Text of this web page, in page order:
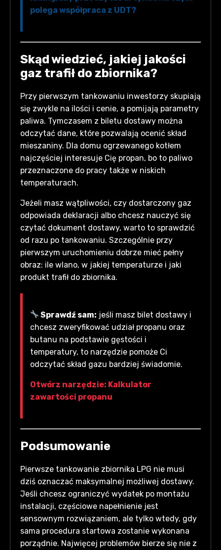
polega współpraca z UDT?
Skąd wiedzieć, jakiej jakości
gaz trafił do zbiornika?
Przy pierwszym tankowaniu inwestorzy skupiają
się zwykle na ilości i cenie, a pomijają parametry
paliwa. Tymczasem z biletu dostawy można
odczytać dane, które pozwalają ocenić skład
mieszaniny. Dla domu ogrzewanego kotłem
najczęściej interesuje Cię propan, bo to paliwo
przeznaczone do pracy także w niskich
temperaturach.
Jeżeli masz wątpliwości, czy dostarczony gaz
odpowiada deklaracji albo chcesz nauczyć się
czytać dokument dostawy, warto to sprawdzić
od razu po tankowaniu. Szczególnie przy
pierwszym uruchomieniu dobrze mieć pełny
obraz: ile wlano, w jakiej temperaturze i jaki
produkt trafił do zbiornika.
Sprawdź sam: jeśli masz bilet dostawy i
chcesz zweryfikować udział propanu oraz
butanu na podstawie gęstości i
temperatury, to narzędzie pomoże Ci
odczytać skład gazu bardziej świadomie.
Otwórz narzędzie: Kalkulator
zawartości propanu
Podsumowanie
Pierwsze tankowanie zbiornika LPG nie musi
dziś oznaczać maksymalnej możliwej dostawy.
Jeśli chcesz ograniczyć wydatek po montażu
instalacji, częściowe napełnienie jest
sensownym rozwiązaniem, ale tylko wtedy, gdy
sama procedura startowa zostanie wykonana
porządnie. Najwięcej problemów bierze się nie z